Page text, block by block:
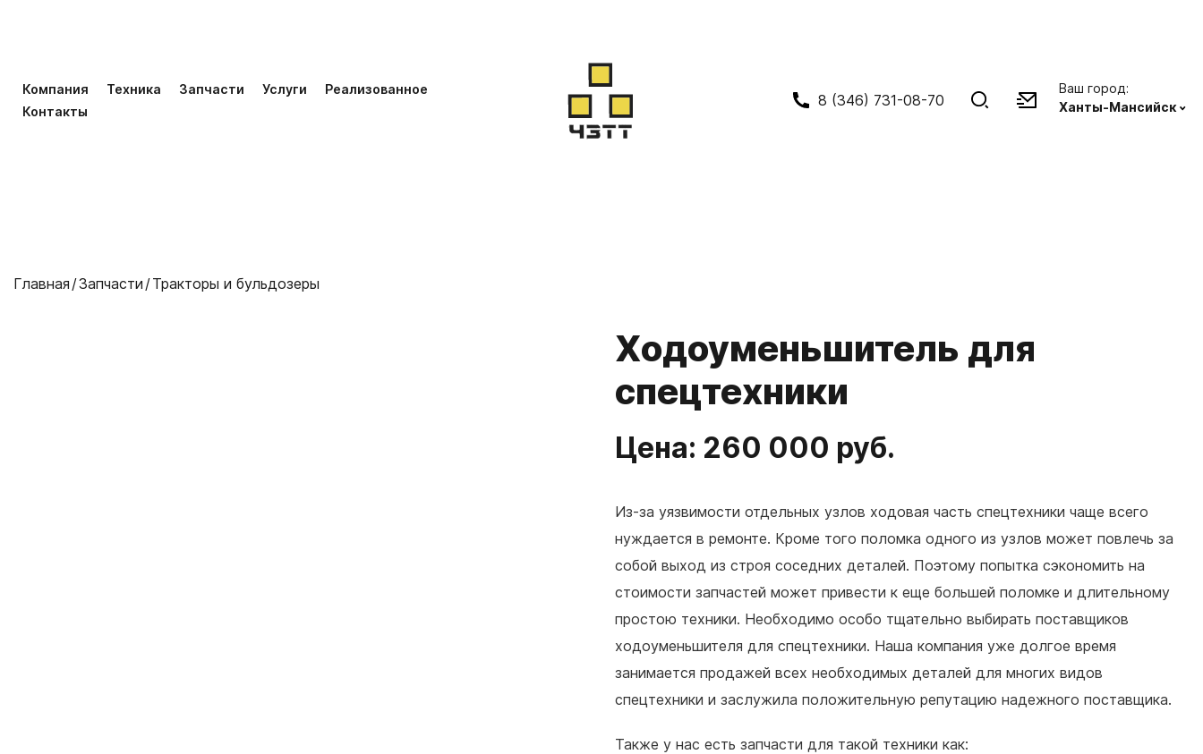
Компания Техника Запчасти Услуги
Реализованное
Контакты
8 (346) 731-08-70
Ваш город:
Ханты-Мансийск
Главная Запчасти Тракторы и бульдозеры
Ходоуменьшитель для
спецтехники
Цена: 260 000 руб.
Из-за уязвимости отдельных узлов ходовая часть спецтехники чаще всего
нуждается в ремонте. Кроме того поломка одного из узлов может повлечь за
собой выход из строя соседних деталей. Поэтому попытка сэкономить на
стоимости запчастей может привести к еще большей поломке и длительному
простою техники. Необходимо особо тщательно выбирать поставщиков
ходоуменьшителя для спецтехники. Наша компания уже долгое время
занимается продажей всех необходимых деталей для многих видов
спецтехники и заслужила положительную репутацию надежного поставщика.
Также у нас есть запчасти для такой техники как: